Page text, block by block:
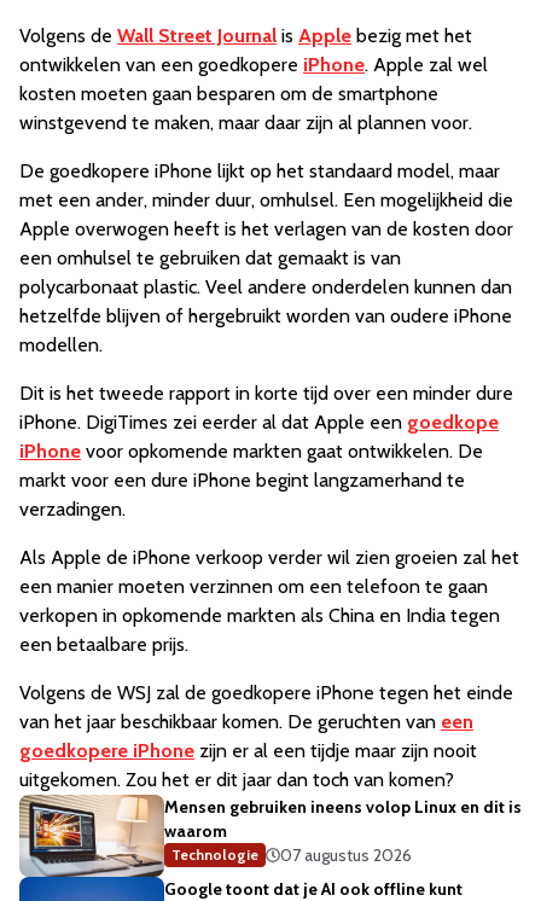
Volgens de Wall Street Journal is Apple bezig met het
ontwikkelen van een goedkopere iPhone. Apple zal wel
kosten moeten gaan besparen om de smartphone
winstgevend te maken, maar daar zijn al plannen voor.
De goedkopere iPhone lijkt op het standaard model, maar
met een ander, minder duur, omhulsel. Een mogelijkheid die
Apple overwogen heeft is het verlagen van de kosten door
een omhulsel te gebruiken dat gemaakt is van
polycarbonaat plastic. Veel andere onderdelen kunnen dan
hetzelfde blijven of hergebruikt worden van oudere iPhone
modellen.
Dit is het tweede rapport in korte tijd over een minder dure
iPhone. DigiTimes zei eerder al dat Apple een goedkope
iPhone voor opkomende markten gaat ontwikkelen. De
markt voor een dure iPhone begint langzamerhand te
verzadingen.
Als Apple de iPhone verkoop verder wil zien groeien zal het
een manier moeten verzinnen om een telefoon te gaan
verkopen in opkomende markten als China en India tegen
een betaalbare prijs.
Volgens de WSJ zal de goedkopere iPhone tegen het einde
van het jaar beschikbaar komen. De geruchten van een
goedkopere iPhone zijn er al een tijdje maar zijn nooit
uitgekomen. Zou het er dit jaar dan toch van komen?
Mensen gebruiken ineens volop Linux en dit is
waarom
Technologie
07 augustus 2026
Google toont dat je AI ook offline kunt